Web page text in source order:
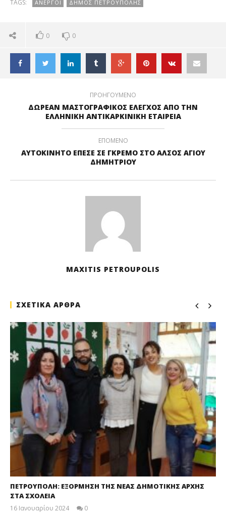
TAGS: ΑΝΕΡΓΟΙ ΔΗΜΟΣ ΠΕΤΡΟΥΠΟΛΗΣ
0 0
ΠΡΟΗΓΟΥΜΕΝΟ
ΔΩΡΕΑΝ ΜΑΣΤΟΓΡΑΦΙΚΟΣ ΕΛΕΓΧΟΣ ΑΠΟ ΤΗΝ
ΕΛΛΗΝΙΚΗ ΑΝΤΙΚΑΡΚΙΝΙΚΗ ΕΤΑΙΡΕΙΑ
ΕΠΟΜΕΝΟ
ΑΥΤΟΚΙΝΗΤΟ ΕΠΕΣΕ ΣΕ ΓΚΡΕΜΟ ΣΤΟ ΑΛΣΟΣ ΑΓΙΟΥ
ΔΗΜΗΤΡΙΟΥ
MAXITIS PETROUPOLIS
ΣΧΕΤΙΚΑ ΑΡΘΡΑ
ΠΕΤΡΟΥΠΟΛΗ: ΕΞΟΡΜΗΣΗ ΤΗΣ ΝΕΑΣ ΔΗΜΟΤΙΚΗΣ ΑΡΧΗΣ
ΣΤΑ ΣΧΟΛΕΙΑ
16 Ιανουαρίου 2024
0